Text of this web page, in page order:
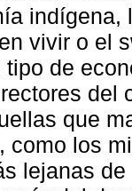
vivir o el
de
del
que
como los
lejanas